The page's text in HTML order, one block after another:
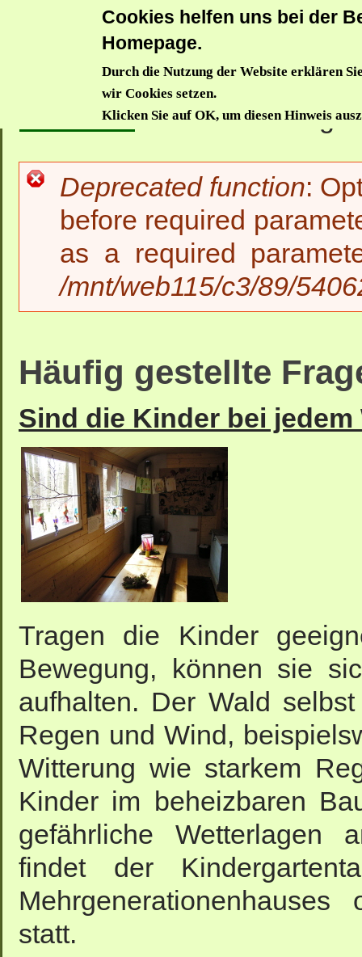
Cookies helfen uns bei der
Homepage.
Durch die Nutzung der Website erklären
wir Cookies setzen.
Klicken Sie auf OK, um diesen Hinweis
Trägerverein Waldkindergarten
Startseite >>
Fehlermeldung
Deprecated function:
before required
as a required
/mnt/web115/c3/89/
Häufig gestellte
Sind die Kinder bei jedem
Tragen die Kinder
Bewegung, können sie
aufhalten. Der Wald
Regen und Wind,
Witterung wie starkem
Kinder im beheizbaren
gefährliche Wetterlagen
findet der
statt.